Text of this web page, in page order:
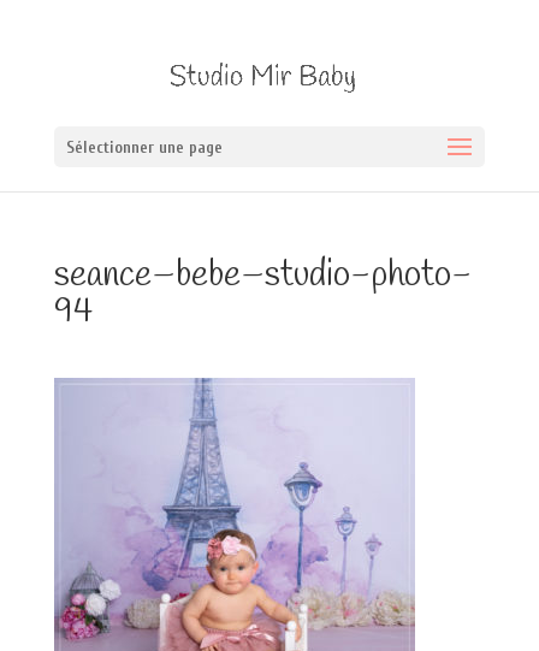
Sélectionner une page
seance–bebe–studio-photo-
94